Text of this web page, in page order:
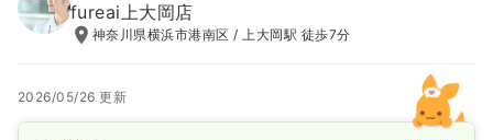
fureai上大岡店
神奈川県横浜市港南区 / 上大岡駅 徒歩7分
2026/05/26 更新